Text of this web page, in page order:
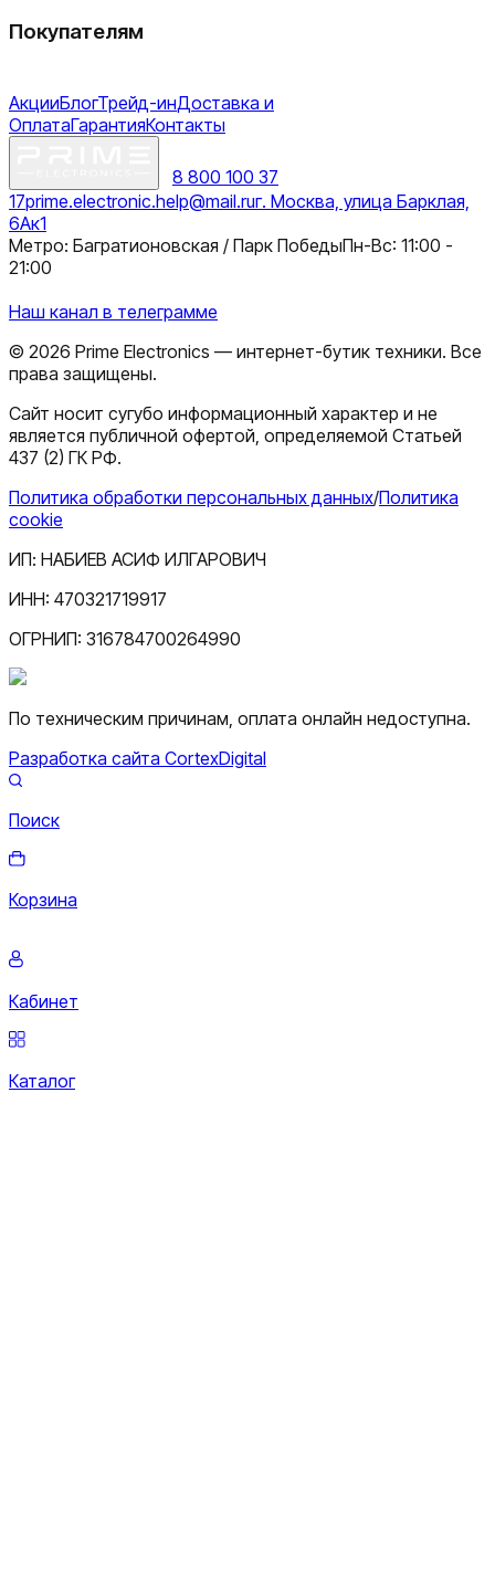
Покупателям
АкцииБлогТрейд-инДоставка и
ОплатаГарантияКонтакты
8 800 100 37
17prime.electronic.help@mail.ruг. Москва, улица Барклая,
6Ак1
Метро: Багратионовская / Парк ПобедыПн-Вс: 11:00 -
21:00
Наш канал в телеграмме
© 2026 Prime Electronics — интернет-бутик техники. Все
права защищены.
Сайт носит сугубо информационный характер и не
является публичной офертой, определяемой Статьей
437 (2) ГК РФ.
Политика обработки персональных данных/Политика
cookie
ИП: НАБИЕВ АСИФ ИЛГАРОВИЧ
ИНН: 470321719917
ОГРНИП: 316784700264990
По техническим причинам, оплата онлайн недоступна.
Разработка сайта CortexDigital
Поиск
Корзина
Кабинет
Каталог